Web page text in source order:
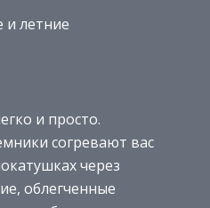
и летние
и просто.
согревают вас
через
облегченные